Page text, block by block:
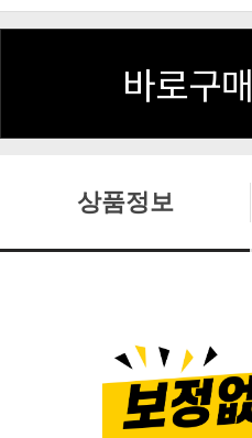
바로구매
상품정보